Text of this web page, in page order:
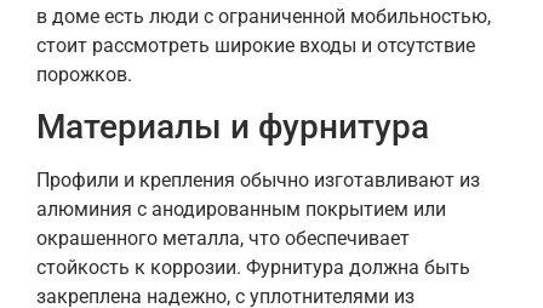
в доме есть люди с ограниченной мобильностью,
стоит рассмотреть широкие входы и отсутствие
порожков.
Материалы и фурнитура
Профили и крепления обычно изготавливают из
алюминия с анодированным покрытием или
окрашенного металла, что обеспечивает
стойкость к коррозии. Фурнитура должна быть
закреплена надежно, с уплотнителями из